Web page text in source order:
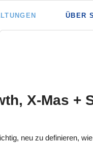
ÜBER
X-Mas +
neu zu definieren,